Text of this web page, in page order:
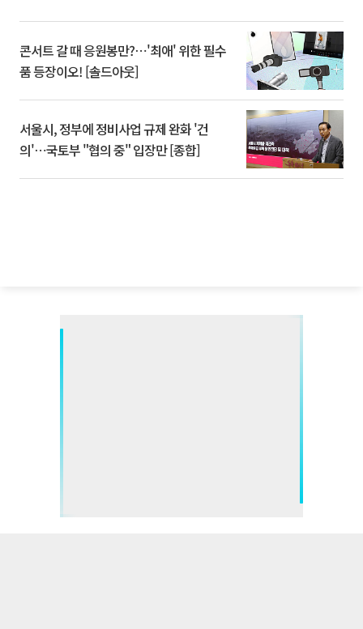
콘서트 갈 때 응원봉만?⋯'최애' 위한 필수
품 등장이오! [솔드아웃]
서울시, 정부에 정비사업 규제 완화 '건
의'⋯국토부 "협의 중" 입장만 [종합]